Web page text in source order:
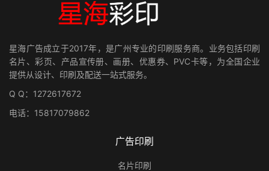
星海广告成立于2017年，是广州专业的印刷服务商。业务包括印刷
名片、彩页、产品宣传册、画册、优惠券、PVC卡等，为全国企业
提供从设计、印刷及配送一站式服务。
Q Q：1272617672
电话：15817079862
广告印刷
名片印刷